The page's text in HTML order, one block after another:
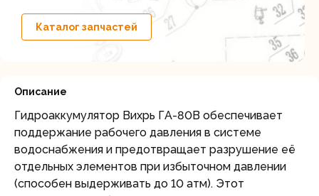
Каталог запчастей
Описание
Гидроаккумулятор Вихрь ГА-80В обеспечивает
поддержание рабочего давления в системе
водоснабжения и предотвращает разрушение её
отдельных элементов при избыточном давлении
(способен выдерживать до 10 атм). Этот